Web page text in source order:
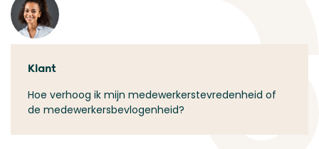
Klant
Hoe verhoog ik mijn medewerkerstevredenheid of
de medewerkersbevlogenheid?